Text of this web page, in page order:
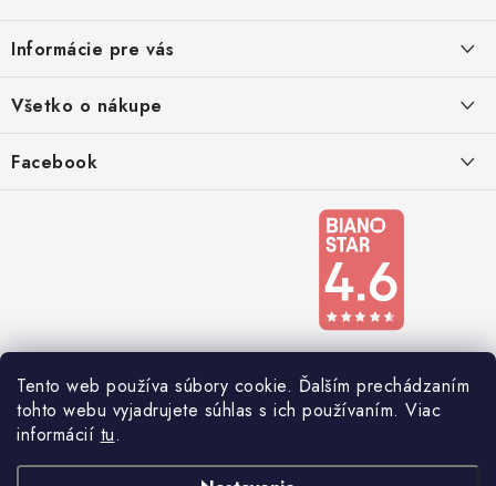
Tento web používa súbory cookie. Ďalším prechádzaním
tohto webu vyjadrujete súhlas s ich používaním. Viac
informácií tu.
äInformácie pre vás
Registrace
Všetko o nákupe
Facebook